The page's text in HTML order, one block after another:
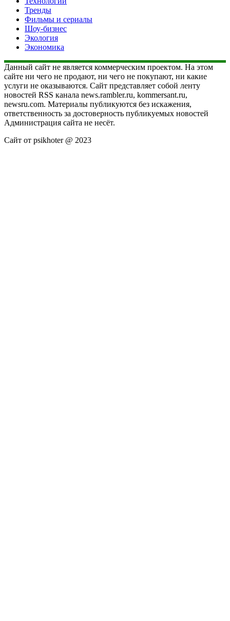
Тренды
Фильмы и сериалы
Шоу-бизнес
Экология
Экономика
Данный сайт не является коммерческим проектом. На этом
сайте ни чего не продают, ни чего не покупают, ни какие
услуги не оказываются. Сайт представляет собой ленту
новостей RSS канала news.rambler.ru, kommersant.ru,
newsru.com. Материалы публикуются без искажения,
ответственность за достоверность публикуемых новостей
Администрация сайта не несёт.
Сайт от psikhoter @ 2023